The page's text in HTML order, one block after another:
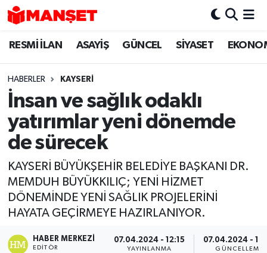
RESMİ İLAN ASAYİŞ GÜNCEL SİYASET
HABERLER KAYSERI
İnsan ve sağlık odaklı
yatırımlar yeni dönemde
de sürecek
KAYSERİ BÜYÜKŞEHİR BELEDİYE BAŞKANI DR.
MEMDUH BÜYÜKKILIÇ; YENİ HİZMET
DÖNEMİNDE YENİ SAĞLIK PROJELERİNİ
HAYATA GEÇİRMEYE HAZIRLANIYOR.
HABER MERKEZI
EDITÖR
07.04.2024 - 12:15
YAYINLANMA
07.04.2024 -
GÜNCELLEME
Hava Durumu
Trafik Durumu
Süper Lig Puan Durumu ve Fikstür
Tüm Manşetler
Son Dakika Haberleri
Haber Arşivi